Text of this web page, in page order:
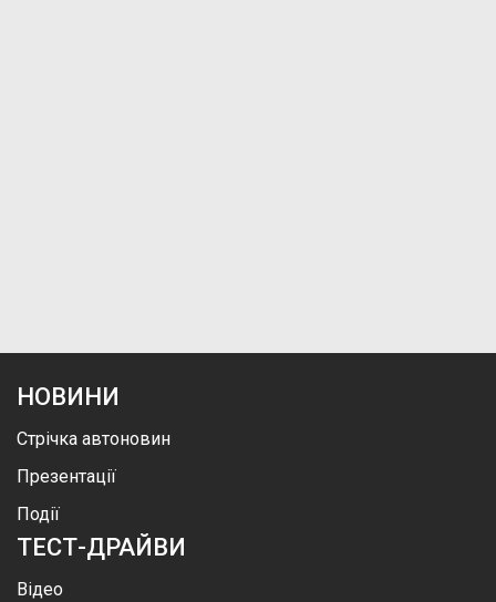
НОВИНИ
Стрічка автоновин
Презентації
Події
ТЕСТ-ДРАЙВИ
Відео